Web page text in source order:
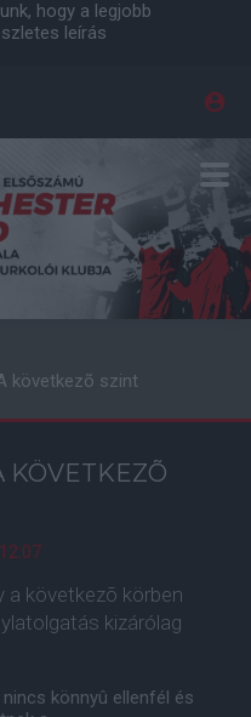
hogy a legjobb
leírás
következõ szint
KÖVETKEZÕ
a következõ körben
kizárólag
könnyû ellenfél és